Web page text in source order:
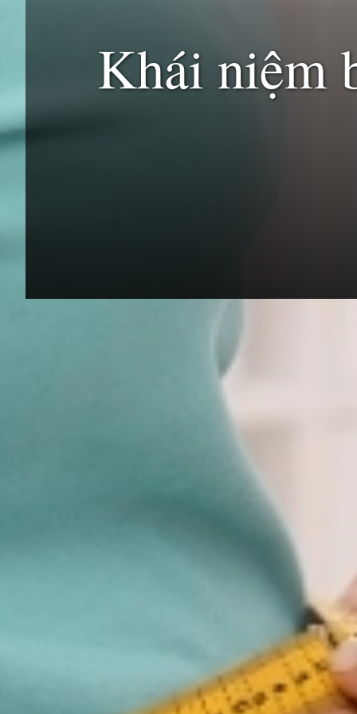
Khái niệm